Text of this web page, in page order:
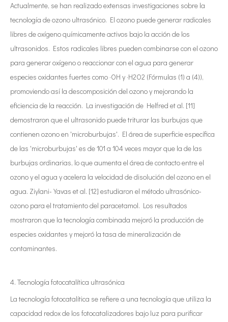
Actualmente, se han realizado extensas investigaciones sobre la
tecnología de ozono ultrasónico. El ozono puede generar radicales
libres de oxígeno químicamente activos bajo la acción de los
ultrasonidos. Estos radicales libres pueden combinarse con el ozono
para generar oxígeno o reaccionar con el agua para generar
especies oxidantes fuertes como ·OH y ·H2O2 (Fórmulas (1) a (4)),
promoviendo así la descomposición del ozono y mejorando la
eficiencia de la reacción. La investigación de Helfred et al. [11]
demostraron que el ultrasonido puede triturar las burbujas que
contienen ozono en 'microburbujas'. El área de superficie específica
de las 'microburbujas' es de 101 a 104 veces mayor que la de las
burbujas ordinarias, lo que aumenta el área de contacto entre el
ozono y el agua y acelera la velocidad de disolución del ozono en el
agua. Ziylani-Yavas et al. [12] estudiaron el método ultrasónico-
ozono para el tratamiento del paracetamol. Los resultados
mostraron que la tecnología combinada mejoró la producción de
especies oxidantes y mejoró la tasa de mineralización de
contaminantes.
4. Tecnología fotocatalítica ultrasónica
La tecnología fotocatalítica se refiere a una tecnología que utiliza la
capacidad redox de los fotocatalizadores bajo luz para purificar